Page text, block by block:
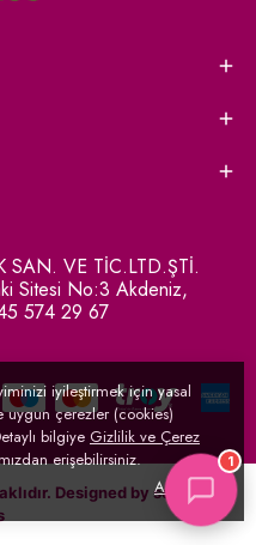
iyileştirmek için yasal
uygun çerezler (cookies)
bilgiye Gizlilik ve Çerez
erişebilirsiniz.
Anladım
SAN. VE TİC.LTD.ŞTİ.
Sitesi No:3 Akdeniz,
574 29 67
Designed by serpinGO
1